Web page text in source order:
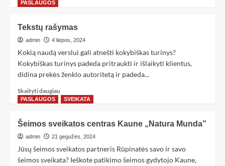
PASLAUGOS
Tekstų rašymas
admin 4 liepos, 2024
Kokią naudą verslui gali atnešti kokybiškas turinys?
Kokybiškas turinys padeda pritraukti ir išlaikyti klientus,
didina prekės ženklo autoritetą ir padeda...
Skaityti daugiau
PASLAUGOS SVEIKATA
Šeimos sveikatos centras Kaune „Natura Munda”
admin 21 gegužės, 2024
Jūsų šeimos sveikatos partneris Rūpinatės savo ir savo
šeimos sveikata? Ieškote patikimo šeimos gydytojo Kaune,